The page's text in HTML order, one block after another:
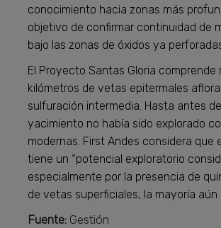
conocimiento hacia zonas más
objetivo de confirmar continuidad de
bajo las zonas de óxidos ya
El Proyecto Santas Gloria comprende
kilómetros de vetas epitermales
sulfuración intermedia. Hasta antes
yacimiento no había sido explorado
modernas. First Andes considera que
tiene un “potencial exploratorio
especialmente por la presencia de
de vetas superficiales, la mayoría aún
Fuente: Gestión